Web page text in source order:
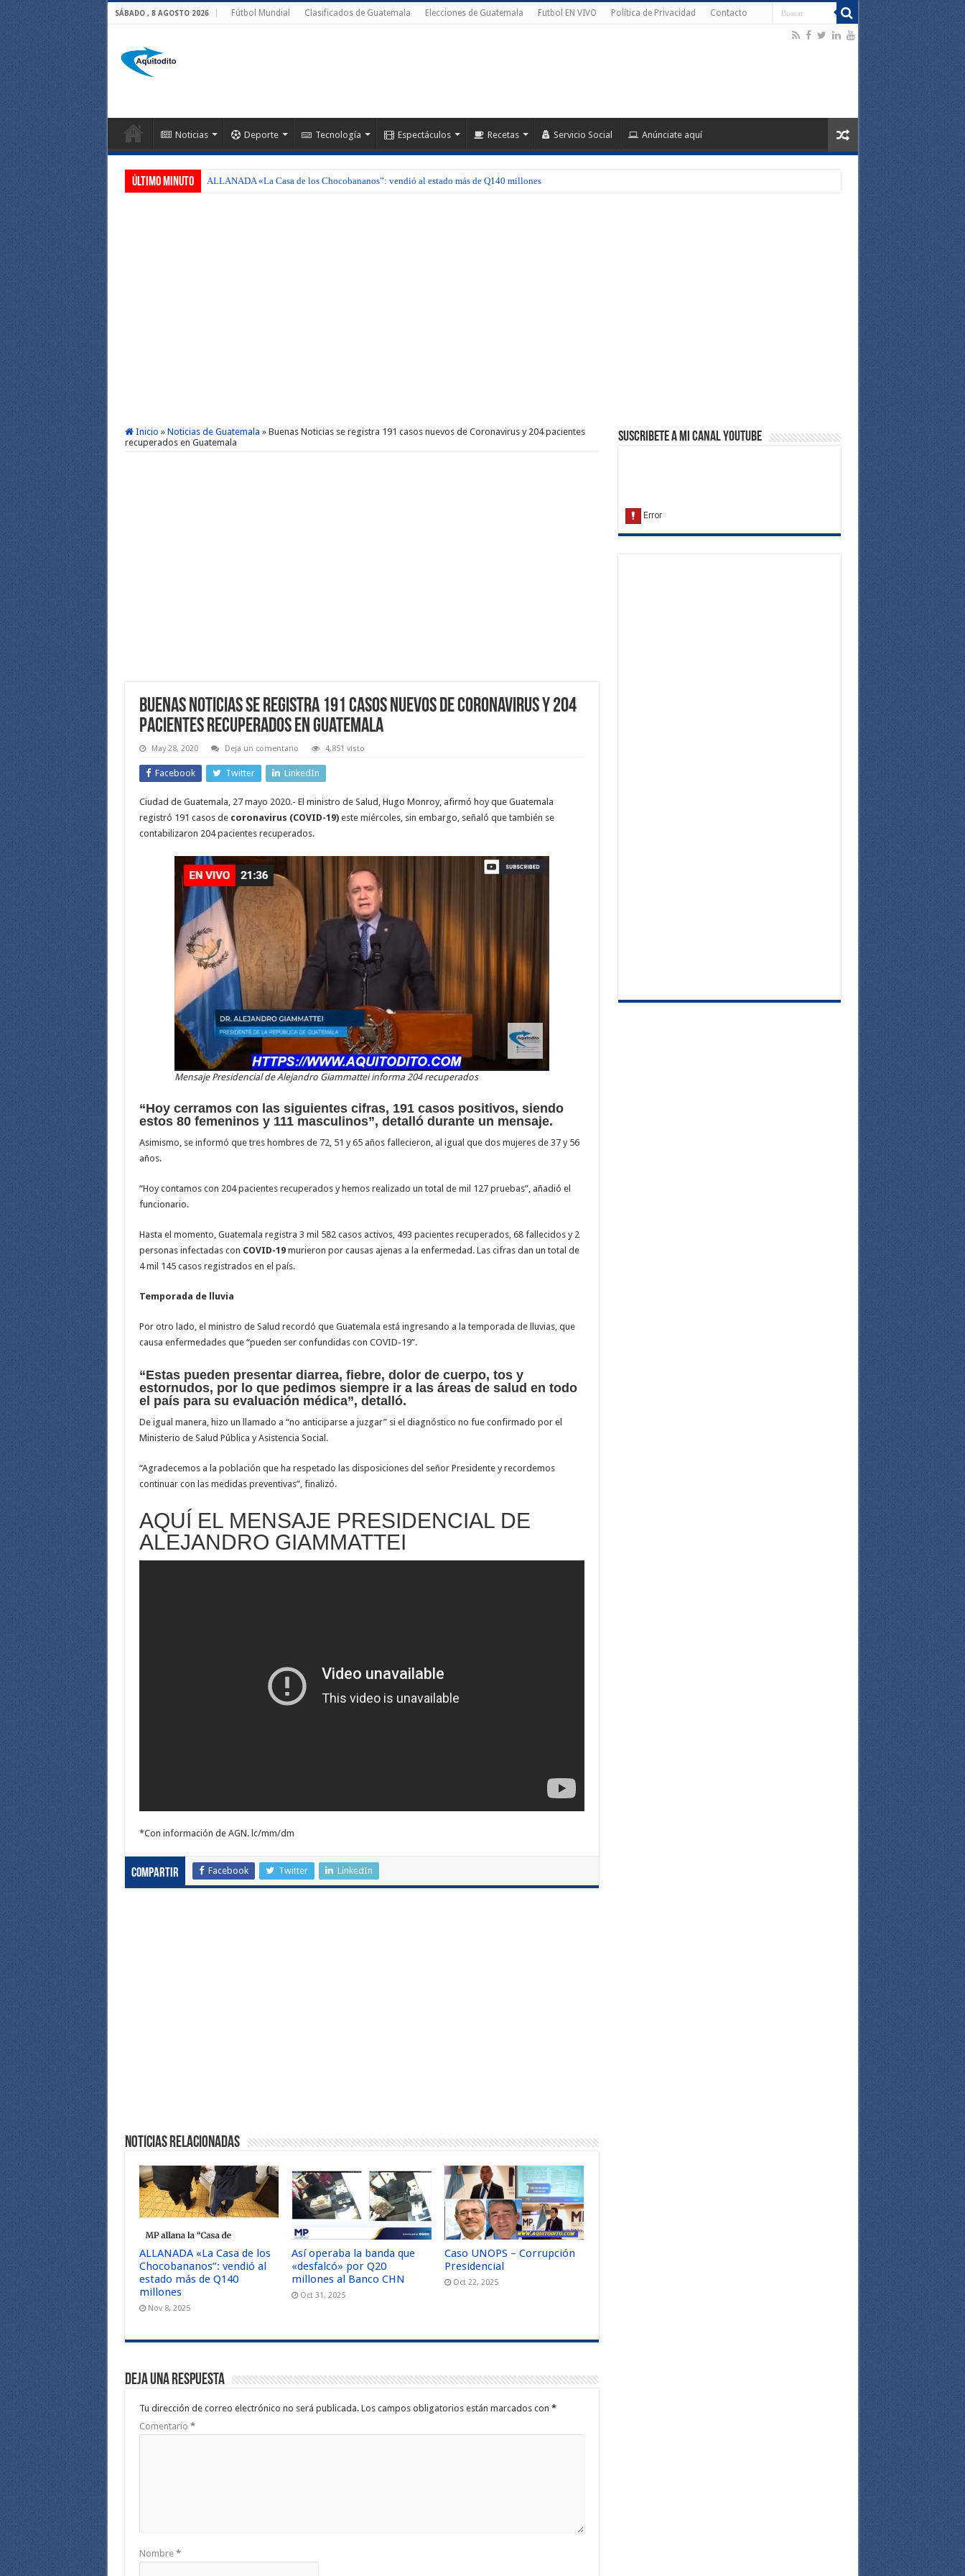
SÁBADO , 8 AGOSTO 2026 Fútbol Mundial Clasificados de Guatemala Elecciones de Guatemala Futbol EN VIVO Política de Privacidad Contacto
Noticias Deporte Tecnología Espectáculos Recetas Servicio Social Anúnciate aquí
Último Minuto ALLANADA «La Casa de los Chocobananos”: vendió al estado más de Q140 millones
Inicio » Noticias de Guatemala » Buenas Noticias se registra 191 casos nuevos de Coronavirus y 204 pacientes
recuperados en Guatemala
Buenas Noticias se registra 191 casos nuevos de Coronavirus y 204
pacientes recuperados en Guatemala
May 28, 2020 Deja un comentario 4,851 visto
Facebook Twitter LinkedIn
Ciudad de Guatemala, 27 mayo 2020.- El ministro de Salud, Hugo Monroy, afirmó hoy que Guatemala
registró 191 casos de coronavirus (COVID-19)este miércoles, sin embargo, señaló que también se
contabilizaron 204 pacientes recuperados.
Mensaje Presidencial de Alejandro Giammattei informa 204 recuperados
“Hoy cerramos con las siguientes cifras, 191 casos positivos, siendo
estos 80 femeninos y 111 masculinos”, detalló durante un mensaje.
Asimismo, se informó que tres hombres de 72, 51 y 65 años fallecieron, al igual que dos mujeres de 37 y 56
años.
“Hoy contamos con 204 pacientes recuperados y hemos realizado un total de mil 127 pruebas”, añadió el
funcionario.
Hasta el momento, Guatemala registra 3 mil 582 casos activos, 493 pacientes recuperados, 68 fallecidos y 2
personas infectadas con COVID-19murieron por causas ajenas a la enfermedad. Las cifras dan un total de
4 mil 145 casos registrados en el país.
Temporada de lluvia
Por otro lado, el ministro de Salud recordó que Guatemala está ingresando a la temporada de lluvias, que
causa enfermedades que “pueden ser confundidas con COVID-19”.
“Estas pueden presentar diarrea, fiebre, dolor de cuerpo, tos y
estornudos, por lo que pedimos siempre ir a las áreas de salud en todo
el país para su evaluación médica”, detalló.
De igual manera, hizo un llamado a “no anticiparse a juzgar” si el diagnóstico no fue confirmado por el
Ministerio de Salud Pública y Asistencia Social.
“Agradecemos a la población que ha respetado las disposiciones del señor Presidente y recordemos
continuar con las medidas preventivas”, finalizó.
AQUÍ EL MENSAJE PRESIDENCIAL DE
ALEJANDRO GIAMMATTEI
*Con información de AGN. lc/mm/dm
Compartir Facebook Twitter LinkedIn
Noticias Relacionadas
ALLANADA «La Casa de los
Chocobananos”: vendió al
estado más de Q140
millones
Nov 8, 2025
Así operaba la banda que
«desfalcó» por Q20
millones al Banco CHN
Oct 31, 2025
Caso UNOPS – Corrupción
Presidencial
Oct 22, 2025
Deja una respuesta
Tu dirección de correo electrónico no será publicada. Los campos obligatorios están marcados con *
Comentario *
Nombre *
Suscribete a Mi Canal Youtube